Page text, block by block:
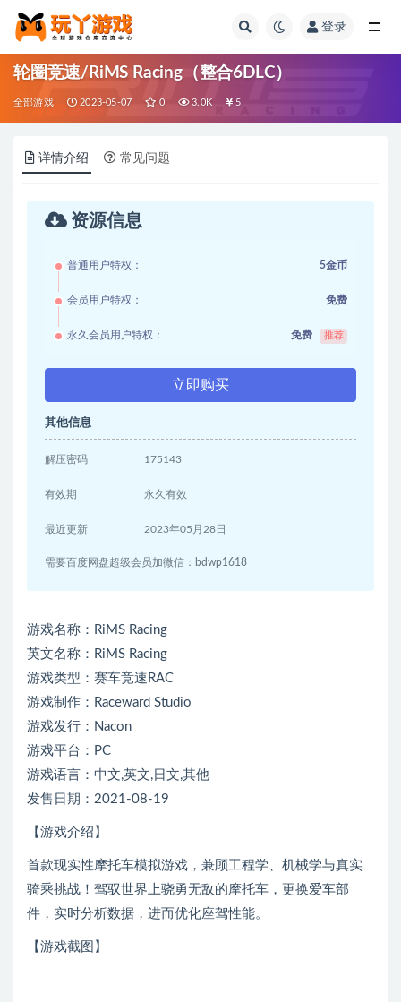
登录
轮圈竞速/RiMS Racing（整合6DLC）
全部游戏 2023-05-07 0 3.0K 5
详情介绍 常见问题
资源信息
普通用户特权： 5金币
会员用户特权： 免费
永久会员用户特权： 免费 推荐
立即购买
其他信息
解压密码 175143
有效期 永久有效
最近更新 2023年05月28日
需要百度网盘超级会员加微信：bdwp1618
游戏名称：RiMS Racing
英文名称：RiMS Racing
游戏类型：赛车竞速RAC
游戏制作：Raceward Studio
游戏发行：Nacon
游戏平台：PC
游戏语言：中文,英文,日文,其他
发售日期：2021-08-19
【游戏介绍】
首款现实性摩托车模拟游戏，兼顾工程学、机械学与真实
骑乘挑战！驾驭世界上骁勇无敌的摩托车，更换爱车部
件，实时分析数据，进而优化座驾性能。
【游戏截图】